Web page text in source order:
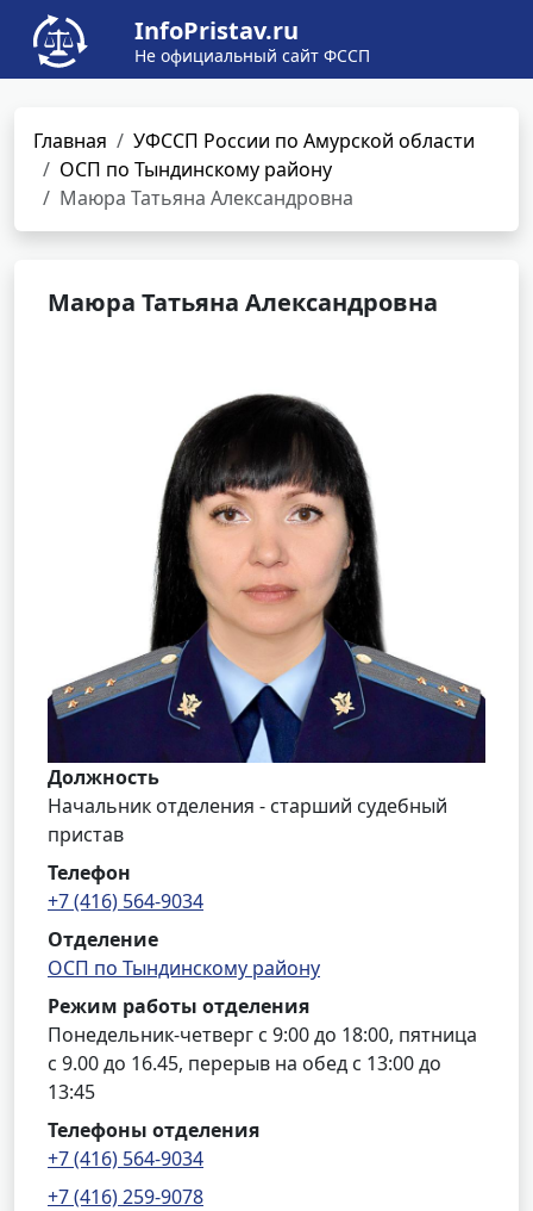
InfoPristav.ru
Не официальный сайт ФССП
Главная
УФССП России по Амурской области
ОСП по Тындинскому району
Маюра Татьяна Александровна
Маюра Татьяна Александровна
Должность
Начальник отделения - старший судебный
пристав
Телефон
+7 (416) 564-9034
Отделение
ОСП по Тындинскому району
Режим работы отделения
Понедельник-четверг с 9:00 до 18:00, пятница
с 9.00 до 16.45, перерыв на обед с 13:00 до
13:45
Телефоны отделения
+7 (416) 564-9034
+7 (416) 259-9078